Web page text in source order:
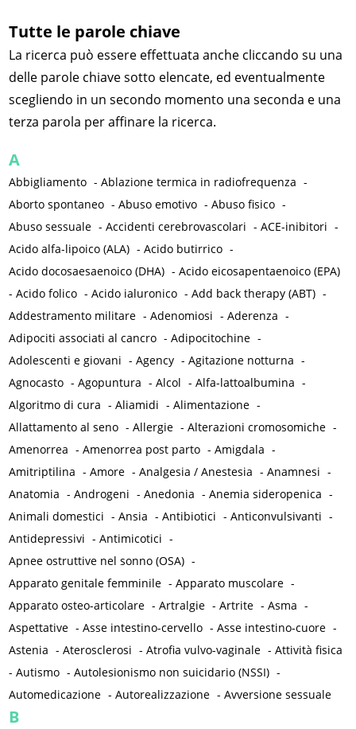
Tutte le parole chiave
La ricerca può essere effettuata anche cliccando su una
delle parole chiave sotto elencate, ed eventualmente
scegliendo in un secondo momento una seconda e una
terza parola per affinare la ricerca.
A
Abbigliamento -Ablazione termica in radiofrequenza -
Aborto spontaneo -Abuso emotivo -Abuso fisico -
Abuso sessuale -Accidenti cerebrovascolari -ACE-inibitori -
Acido alfa-lipoico (ALA) -Acido butirrico -
Acido docosaesaenoico (DHA) -Acido eicosapentaenoico (EPA)
-Acido folico -Acido ialuronico -Add back therapy (ABT) -
Addestramento militare -Adenomiosi -Aderenza -
Adipociti associati al cancro -Adipocitochine -
Adolescenti e giovani -Agency -Agitazione notturna -
Agnocasto -Agopuntura -Alcol -Alfa-lattoalbumina -
Algoritmo di cura -Aliamidi -Alimentazione -
Allattamento al seno -Allergie -Alterazioni cromosomiche -
Amenorrea -Amenorrea post parto -Amigdala -
Amitriptilina -Amore -Analgesia / Anestesia -Anamnesi -
Anatomia -Androgeni -Anedonia -Anemia sideropenica -
Animali domestici -Ansia -Antibiotici -Anticonvulsivanti -
Antidepressivi -Antimicotici -
Apnee ostruttive nel sonno (OSA) -
Apparato genitale femminile -Apparato muscolare -
Apparato osteo-articolare -Artralgie -Artrite -Asma -
Aspettative -Asse intestino-cervello -Asse intestino-cuore -
Astenia -Aterosclerosi -Atrofia vulvo-vaginale -Attività fisica
-Autismo -Autolesionismo non suicidario (NSSI) -
Automedicazione -Autorealizzazione -Avversione sessuale
B